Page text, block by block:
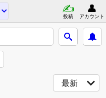
投稿 アカウント
最新